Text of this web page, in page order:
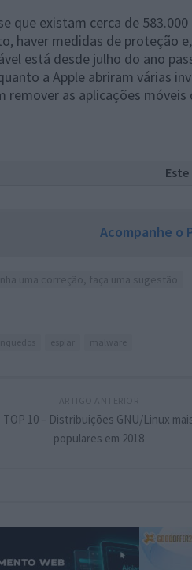
que existam cerca de
haver medidas de proteção
está desde julho do ano
a Apple abriram várias
remover as aplicações
Acompanhe o
TOP 10 – Distribuições GNU/Linux
populares em 2018